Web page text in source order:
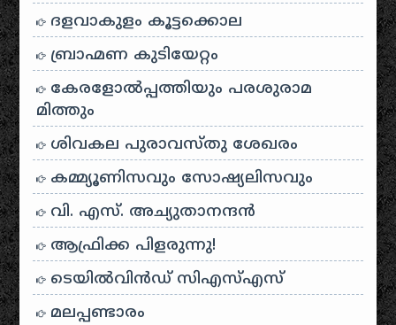
ദളവാകുളം കൂട്ടക്കൊല
ബ്രാഹ്മണ കുടിയേറ്റം
കേരളോൽപ്പത്തിയും പരശുരാമ
മിത്തും
ശിവകല പുരാവസ്തു ശേഖരം
കമ്മ്യൂണിസവും സോഷ്യലിസവും
വി. എസ്. അച്യുതാനന്ദൻ
ആഫ്രിക്ക പിളരുന്നു!
ടെയിൽ‌വിൻഡ് സി‌എസ്‌എസ്
മലപ്പണ്ടാരം